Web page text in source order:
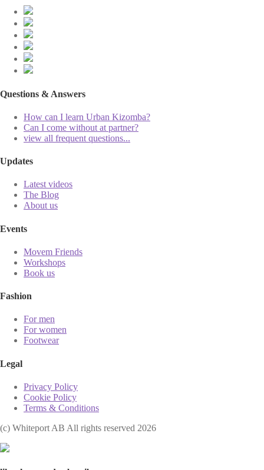
Questions & Answers
How can I learn Urban Kizomba?
Can I come without at partner?
view all frequent questions...
Updates
Latest videos
The Blog
About us
Events
Movem Friends
Workshops
Book us
Fashion
For men
For women
Footwear
Legal
Privacy Policy
Cookie Policy
Terms & Conditions
(с) Whiteport AB All rights reserved 2026